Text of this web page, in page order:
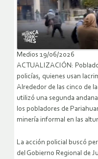
Medios 19/06/2026
ACTUALIZACIÓN:
policías, quienes usan
Alrededor de las cinco de
utilizó una segunda
los pobladores de
minería informal en las
La acción policial buscó
del Gobierno Regional de